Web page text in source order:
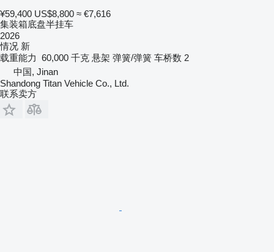
¥59,400 US$8,800 ≈ €7,616
集装箱底盘半挂车
2026
情况 新
载重能力 60,000 千克 悬架 弹簧/弹簧 车桥数 2
中国, Jinan
Shandong Titan Vehicle Co., Ltd.
联系卖方